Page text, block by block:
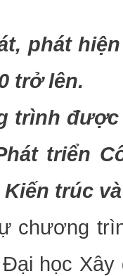
phát
trở lên.
trình được
triển
Kiến trúc
chương
học Xây